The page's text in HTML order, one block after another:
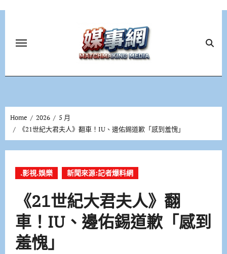
Home 2026
5 月
《21世紀大君夫人》翻車！IU、邊佑錫道歉「感到羞愧」
.影視.娛樂 新聞來源:記者爆料網
《21世紀大君夫人》翻
車！IU、邊佑錫道歉「感到
羞愧」